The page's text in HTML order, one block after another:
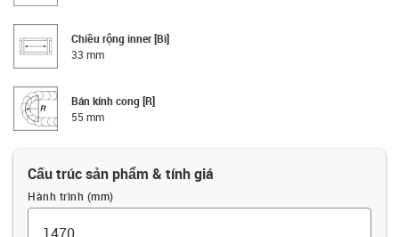
Chiều rộng inner [Bi]
33 mm
Bán kính cong [R]
55 mm
Cấu trúc sản phẩm & tính giá
Hành trình (mm)